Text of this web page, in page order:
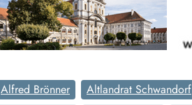
Alfred Brönner Altlandrat Schwandorf